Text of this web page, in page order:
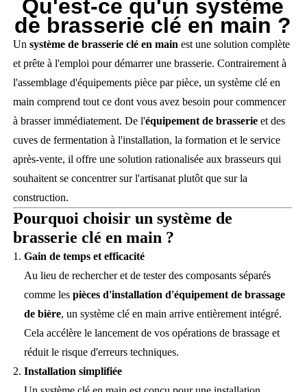
Qu'est-ce qu'un système
de brasserie clé en main ?
Un système de brasserie clé en main est une solution complète
et prête à l'emploi pour démarrer une brasserie. Contrairement à
l'assemblage d'équipements pièce par pièce, un système clé en
main comprend tout ce dont vous avez besoin pour commencer
à brasser immédiatement. De l'équipement de brasserieet des
cuves de fermentation à l'installation, la formation et le service
après-vente, il offre une solution rationalisée aux brasseurs qui
souhaitent se concentrer sur l'artisanat plutôt que sur la
construction.
Pourquoi choisir un système de
brasserie clé en main ?
Gain de temps et efficacité
Au lieu de rechercher et de tester des composants séparés
comme les pièces d'installation d'équipement de brassage
de bière, un système clé en main arrive entièrement intégré.
Cela accélère le lancement de vos opérations de brassage et
réduit le risque d'erreurs techniques.
Installation simplifiée